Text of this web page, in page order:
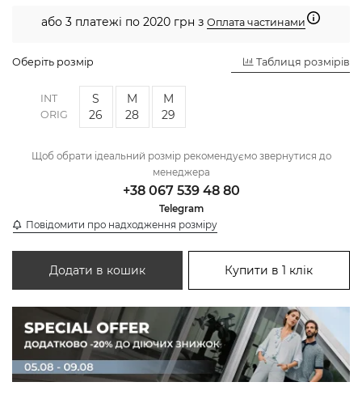
або 3 платежі по 2020 грн з Оплата частинами
Оберіть розмір Таблиця розмірів
INT
ORIG
S
26
M
28
M
29
Щоб обрати ідеальний розмір рекомендуємо звернутися до
менеджера
+38 067 539 48 80
Telegram
Повідомити про надходження розміру
Додати в кошик Купити в 1 клік